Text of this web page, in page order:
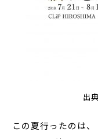
出
この夏行ったのは